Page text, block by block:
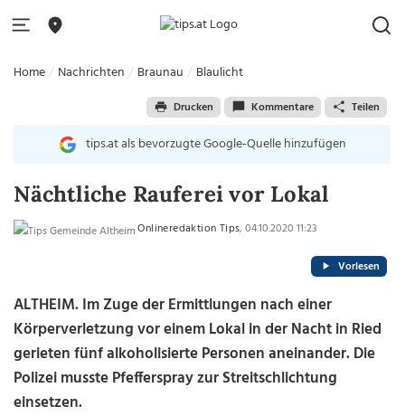
Home Nachrichten Braunau Blaulicht
Drucken Kommentare Teilen
tips.at als bevorzugte Google-Quelle hinzufügen
Nächtliche Rauferei vor Lokal
Onlineredaktion Tips, 04.10.2020 11:23
Vorlesen
ALTHEIM. Im Zuge der Ermittlungen nach einer
Körperverletzung vor einem Lokal in der Nacht in Ried
gerieten fünf alkoholisierte Personen aneinander. Die
Polizei musste Pfefferspray zur Streitschlichtung
einsetzen.